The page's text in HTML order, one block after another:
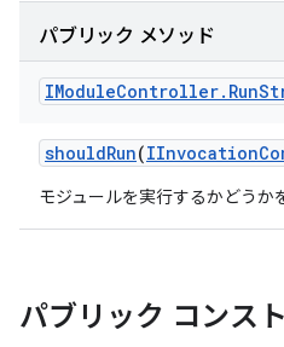
パブリック メソッド
IModuleController. Run
shouldRun(IInvocation
モジュールを実行するかどうか
パブリック コンス